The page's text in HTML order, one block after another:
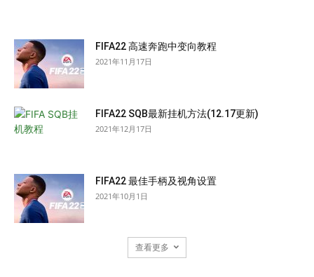
FIFA22 高速奔跑中变向教程
2021年11月17日
FIFA22 SQB最新挂机方法(12.17更新)
2021年12月17日
FIFA22 最佳手柄及视角设置
2021年10月1日
查看更多